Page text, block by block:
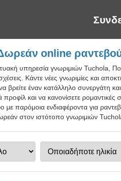
online
υπηρεσία γνωριμιών Tuchola,
Κάντε νέες γνωριμίες και
έναν κατάλληλο συνεργάτη
και να κανονίσετε
με παρόμοια ενδιαφέροντα για
στον ιστότοπο γνωριμιών